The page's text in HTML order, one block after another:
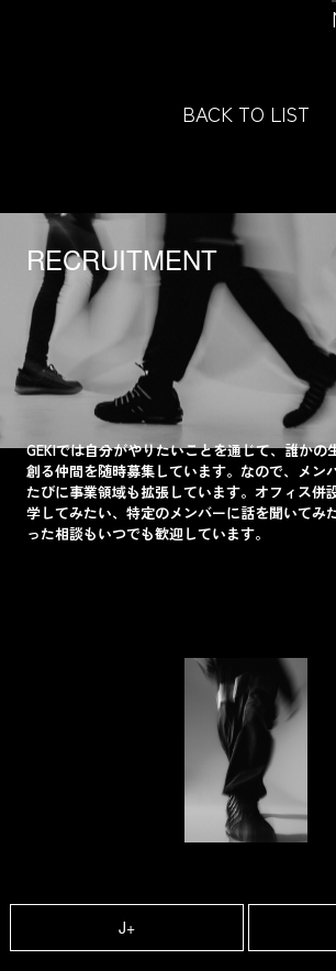
BACK TO LIST
RECRUITMENT
GEKIでは自分がやりたいことを通じて、誰かの
創る仲間を随時募集しています。なので、メン
たびに事業領域も拡張しています。オフィス併
学してみたい、特定のメンバーに話を聞いてみ
った相談もいつでも歓迎しています。
J+